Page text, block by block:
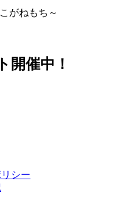
がねもち～
開催中！
シー